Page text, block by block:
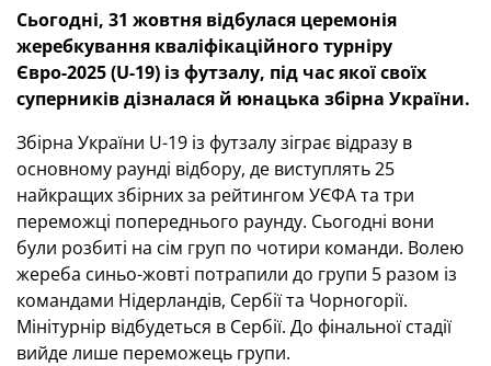
Сьогодні, 31 жовтня відбулася церемонія
жеребкування кваліфікаційного турніру
Євро-2025 (U-19) із футзалу, під час якої своїх
суперників дізналася й юнацька збірна України.
Збірна України U-19 із футзалу зіграє відразу в
основному раунді відбору, де виступлять 25
найкращих збірних за рейтингом УЄФА та три
переможці попереднього раунду. Сьогодні вони
були розбиті на сім груп по чотири команди. Волею
жереба синьо-жовті потрапили до групи 5 разом із
командами Нідерландів, Сербії та Чорногорії.
Мінітурнір відбудеться в Сербії. До фінальної стадії
вийде лише переможець групи.